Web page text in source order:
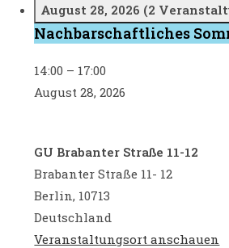
August 28, 2026 (2
Nachbarschaftliches
Nachbarschaftliches
14:00 – 17:00
August 28, 2026
GU Brabanter Straße 11-12
Brabanter Straße 11- 12
Berlin, 10713
Deutschland
Veranstaltungsort anschauen